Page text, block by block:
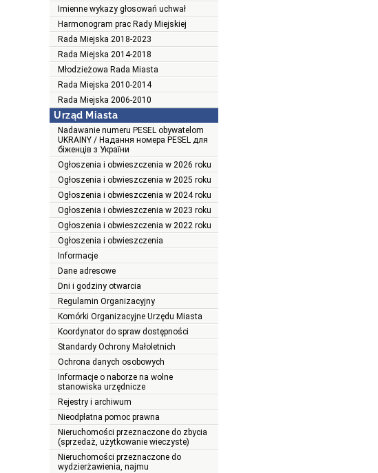
Imienne wykazy głosowań uchwał
Harmonogram prac Rady Miejskiej
Rada Miejska 2018-2023
Rada Miejska 2014-2018
Młodzieżowa Rada Miasta
Rada Miejska 2010-2014
Rada Miejska 2006-2010
Urząd Miasta
Nadawanie numeru PESEL obywatelom
UKRAINY / Надання номера PESEL для
біженців з України
Ogłoszenia i obwieszczenia w 2026 roku
Ogłoszenia i obwieszczenia w 2025 roku
Ogłoszenia i obwieszczenia w 2024 roku
Ogłoszenia i obwieszczenia w 2023 roku
Ogłoszenia i obwieszczenia w 2022 roku
Ogłoszenia i obwieszczenia
Informacje
Dane adresowe
Dni i godziny otwarcia
Regulamin Organizacyjny
Komórki Organizacyjne Urzędu Miasta
Koordynator do spraw dostępności
Standardy Ochrony Małoletnich
Ochrona danych osobowych
Informacje o naborze na wolne
stanowiska urzędnicze
Rejestry i archiwum
Nieodpłatna pomoc prawna
Nieruchomości przeznaczone do zbycia
(sprzedaż, użytkowanie wieczyste)
Nieruchomości przeznaczone do
wydzierżawienia, najmu